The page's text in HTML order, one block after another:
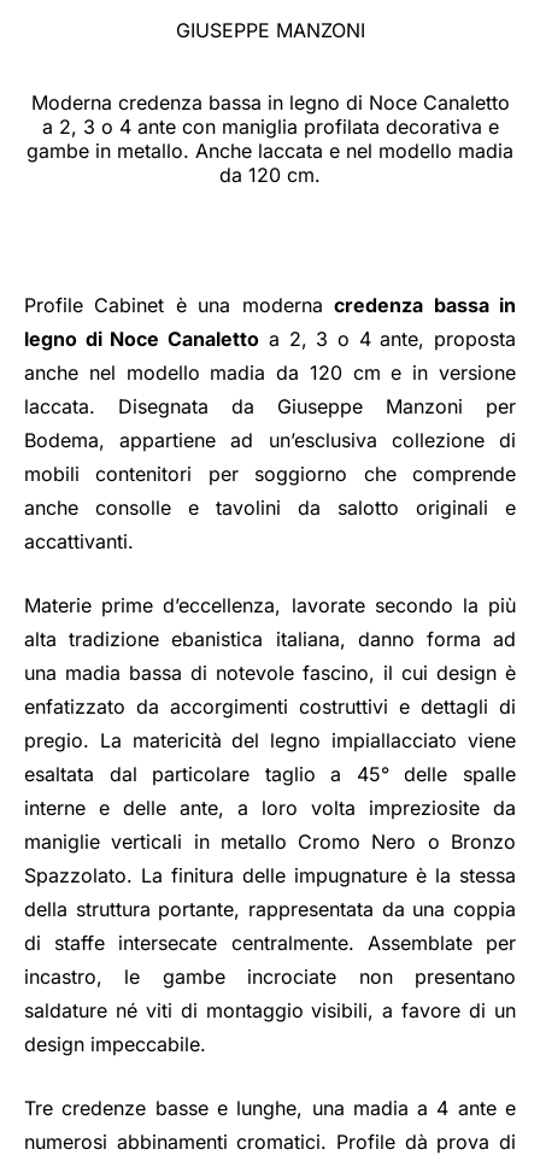
GIUSEPPE MANZONI
Moderna credenza bassa in legno di Noce Canaletto
a 2, 3 o 4 ante con maniglia profilata decorativa e
gambe in metallo. Anche laccata e nel modello madia
da 120 cm.
Profile Cabinet è una modernacredenza bassa in
legno di Noce Canaletto a 2, 3 o 4 ante, proposta
anche nel modello madia da 120 cm e in versione
laccata. Disegnata da Giuseppe Manzoni per
Bodema, appartiene ad un’esclusiva collezione di
mobili contenitori per soggiorno che comprende
anche consolle e tavolini da salotto originali e
accattivanti.
Materie prime d’eccellenza, lavorate secondo la più
alta tradizione ebanistica italiana, danno forma ad
una madia bassa di notevole fascino, il cui design è
enfatizzato da accorgimenti costruttivi e dettagli di
pregio. La matericità del legno impiallacciato viene
esaltata dal particolare taglio a 45° delle spalle
interne e delle ante, a loro volta impreziosite da
maniglie verticali in metallo Cromo Nero o Bronzo
Spazzolato. La finitura delle impugnature è la stessa
della struttura portante, rappresentata da una coppia
di staffe intersecate centralmente. Assemblate per
incastro, le gambe incrociate non presentano
saldature né viti di montaggio visibili, a favore di un
design impeccabile.
Tre credenze basse e lunghe, una madia a 4 ante e
numerosi abbinamenti cromatici. Profile dà prova di